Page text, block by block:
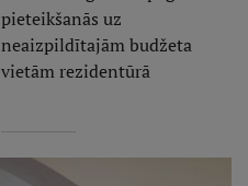
pieteikšanās uz
neaizpildītajām budžeta
vietām rezidentūrā